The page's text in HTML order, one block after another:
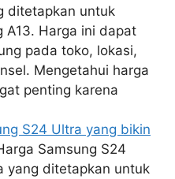
ditetapkan untuk
A13. Harga ini dapat
pada toko, lokasi,
Mengetahui harga
penting karena
S24 Ultra yang bikin
Samsung S24
yang ditetapkan untuk